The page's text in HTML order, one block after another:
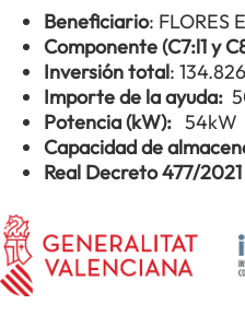
Beneficiario: FLORES
Componente (C7:l1 y
Inversión total:
Importe de la ayuda:
Potencia (kW): 54kW
Capacidad de
Real Decreto 477/2021